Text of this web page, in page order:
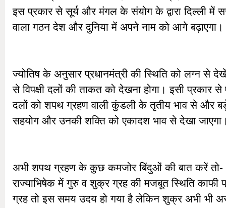
इस प्रकार से सूर्य और मंगल के संयोग के द्वारा दिल्ली में
वाला गठन देश और दुनिया में अपने नाम को आगे बढ़ाएगा।
ज्योतिष के अनुसार प्रधानमंत्री की स्थिति को लग्न से
से विपक्षी दलों की ताकत को देखना होगा। इसी प्रकार
दलों को शपथ ग्रहण वाली कुंडली के तृतीय भाव से और
सहयोग और उनकी शक्ति को एकादश भाव से देखा
अभी शपथ ग्रहण के कुछ कमजोर बिंदुओं की बात करें तो-
राज्याभिषेक में गुरु व शुक्र ग्रह की मजबूत स्थिति काफी
ग्रह तो इस समय उदय हो गया है लेकिन शुक्र अभी भी